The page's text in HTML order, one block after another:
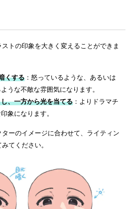
トの印象を大きく変えることができま
くする ：怒っているような、あるいは
うな不敵な雰囲気になります。
、一方から光を当てる ：よりドラマチ
象になります。
ーのイメージに合わせて、ライティン
てください。